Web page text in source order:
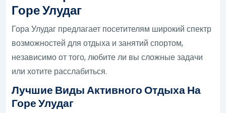
Горе Улудаг
Гора Улудаг предлагает посетителям широкий спектр
возможностей для отдыха и занятий спортом,
независимо от того, любите ли вы сложные задачи
или хотите расслабиться.
Лучшие Виды Активного Отдыха На
Горе Улудаг